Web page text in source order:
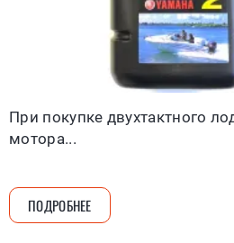
При покупке двухтактного
мотора...
ПОДРОБНЕЕ